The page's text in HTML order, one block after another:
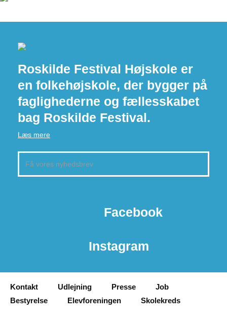
Roskilde Festival Højskole er
en folkehøjskole, der bygger på
faglighederne og fællesskabet
bag Roskilde Festival.
Læs mere
Facebook
Instagram
Kontakt Udlejning Presse
Job
Bestyrelse
Elevforeningen Skolekreds